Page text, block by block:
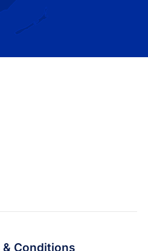
& Conditions